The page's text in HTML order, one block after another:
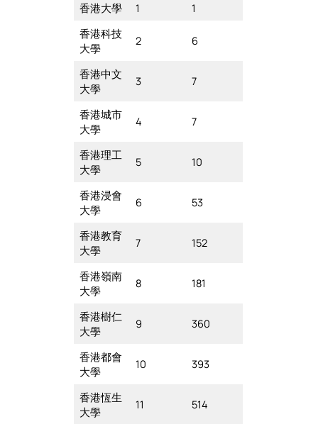
香港大學
1
1
香港科技
大學
2 6
香港中文
大學
3 7
香港城市
大學
4 7
香港理工
大學
5 10
香港浸會
大學
6 53
香港教育
大學
7 152
香港嶺南
大學
8 181
香港樹仁
大學
9 360
香港都會
大學
10 393
香港恆生
大學
11 514